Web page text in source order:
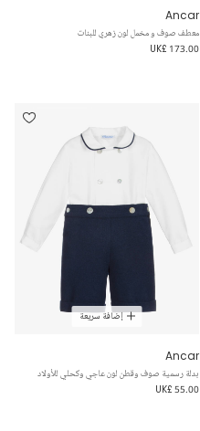
Ancar
معطف صوف و مخمل لون زهري للبنات
UK£ 173.00
إضافة سريعة
Ancar
بدلة رسمية صوف وقطن لون عاجي وكحلي للأولاد
UK£ 55.00